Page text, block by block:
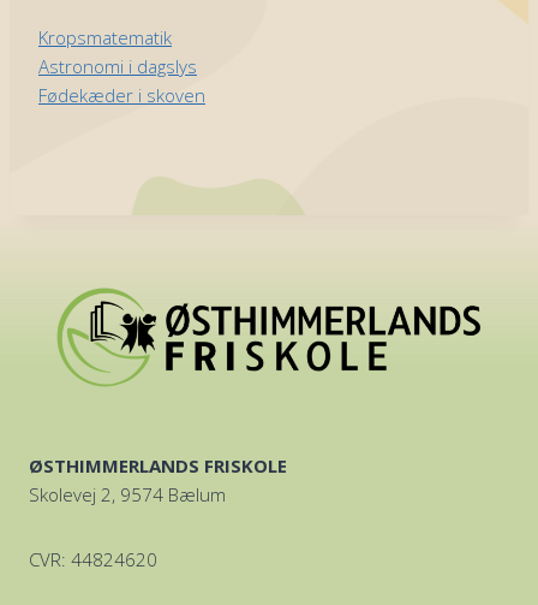
Kropsmatematik
Astronomi i dagslys
Fødekæder i skoven
ØSTHIMMERLANDS FRISKOLE
Skolevej 2, 9574 Bælum
CVR: 44824620